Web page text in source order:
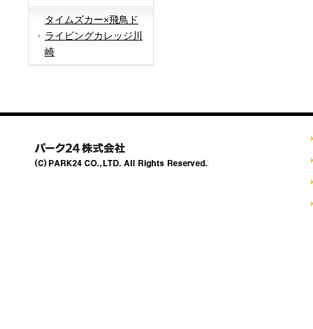
タイムズカー×飛鳥ド
ライビングカレッジ川
崎